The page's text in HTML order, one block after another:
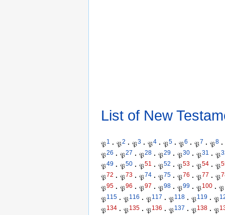
List of New
𝔓1 · 𝔓2 · 𝔓3 · 𝔓4 · 𝔓5 · 𝔓6 · 𝔓7 · 𝔓8 ·
𝔓26 · 𝔓27 · 𝔓28 · 𝔓29 · 𝔓30 · 𝔓31 · 𝔓
𝔓49 · 𝔓50 · 𝔓51 · 𝔓52 · 𝔓53 · 𝔓54 · 𝔓
𝔓72 · 𝔓73 · 𝔓74 · 𝔓75 · 𝔓76 · 𝔓77 · 𝔓
𝔓95 · 𝔓96 · 𝔓97 · 𝔓98 · 𝔓99 · 𝔓100 · 𝔓
𝔓115 · 𝔓116 · 𝔓117 · 𝔓118 · 𝔓119 · 𝔓
𝔓134 · 𝔓135 · 𝔓136 · 𝔓137 · 𝔓138 · 𝔓